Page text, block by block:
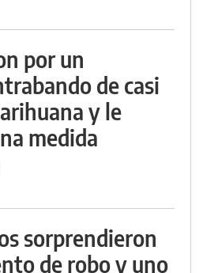
por un
de casi
y le
medida
sorprendieron
de robo y uno